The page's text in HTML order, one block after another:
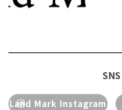
SNS
Land Mark Instagram